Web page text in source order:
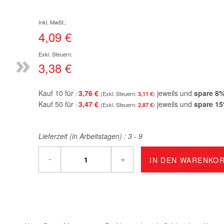
»
4,09 €
3,38 €
Kauf 10 für 3,76 € 3,11 € jeweils und spare 8
Kauf 50 für 3,47 € 2,87 € jeweils und spare 15
Lieferzeit (in Arbeitstagen) : 3 - 9
- + IN DEN